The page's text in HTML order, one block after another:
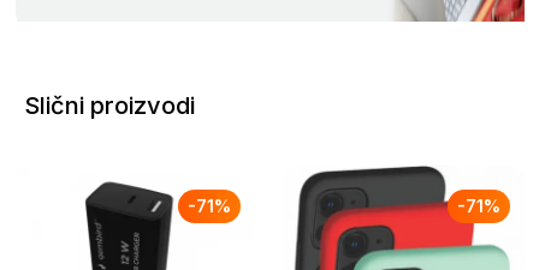
Slični proizvodi
-71% -71%